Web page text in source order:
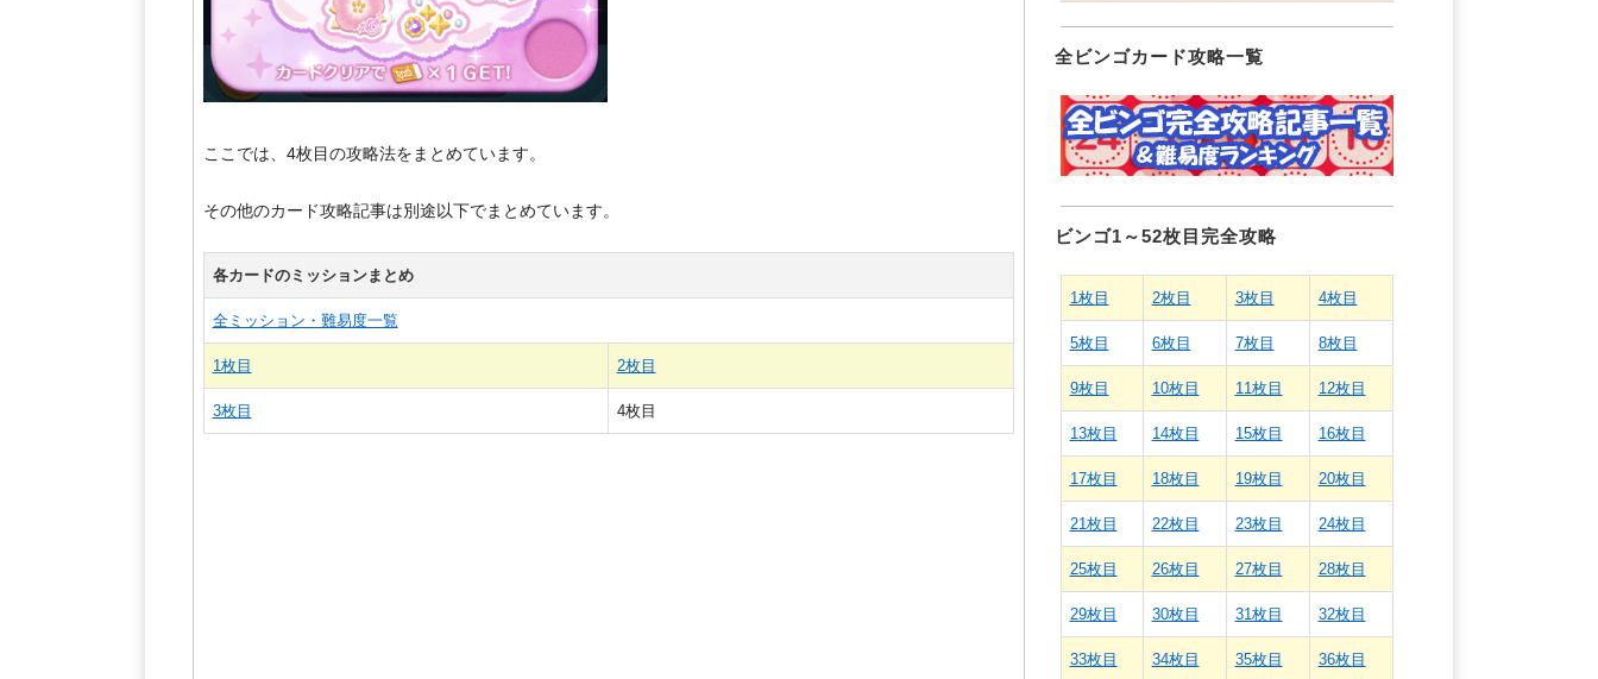
ここでは、4枚目の攻略法をまとめています。
その他のカード攻略記事は別途以下でまとめています。
各カードのミッションまとめ
全ミッション・難易度一覧
1枚目 2枚目
3枚目 4枚目
全ビンゴカード攻略一覧
ビンゴ1～52枚目完全攻略
1枚目 2枚目 3枚目 4枚目
5枚目 6枚目 7枚目 8枚目
9枚目 10枚目 11枚目 12枚目
13枚目 14枚目 15枚目 16枚目
17枚目 18枚目 19枚目 20枚目
21枚目 22枚目 23枚目 24枚目
25枚目 26枚目 27枚目 28枚目
29枚目 30枚目 31枚目 32枚目
33枚目 34枚目 35枚目 36枚目